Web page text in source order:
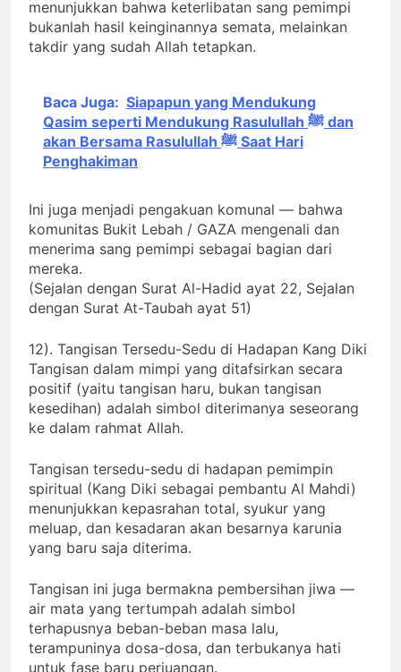
menunjukkan bahwa keterlibatan sang pemimpi
bukanlah hasil keinginannya semata, melainkan
takdir yang sudah Allah tetapkan.
Baca Juga: Siapapun yang Mendukung
Qasim seperti Mendukung Rasulullah ﷺ dan
akan Bersama Rasulullah ﷺ Saat Hari
Penghakiman
Ini juga menjadi pengakuan komunal — bahwa
komunitas Bukit Lebah / GAZA mengenali dan
menerima sang pemimpi sebagai bagian dari
mereka.
(Sejalan dengan Surat Al-Hadid ayat 22, Sejalan
dengan Surat At-Taubah ayat 51)
12). Tangisan Tersedu-Sedu di Hadapan Kang Diki
Tangisan dalam mimpi yang ditafsirkan secara
positif (yaitu tangisan haru, bukan tangisan
kesedihan) adalah simbol diterimanya seseorang
Tangisan tersedu-sedu di hadapan pemimpin
spiritual (Kang Diki sebagai pembantu Al Mahdi)
menunjukkan kepasrahan total, syukur yang
meluap, dan kesadaran akan besarnya karunia
yang baru saja diterima.
Tangisan ini juga bermakna pembersihan jiwa —
air mata yang tertumpah adalah simbol
terhapusnya beban-beban masa lalu,
terampuninya dosa-dosa, dan terbukanya hati